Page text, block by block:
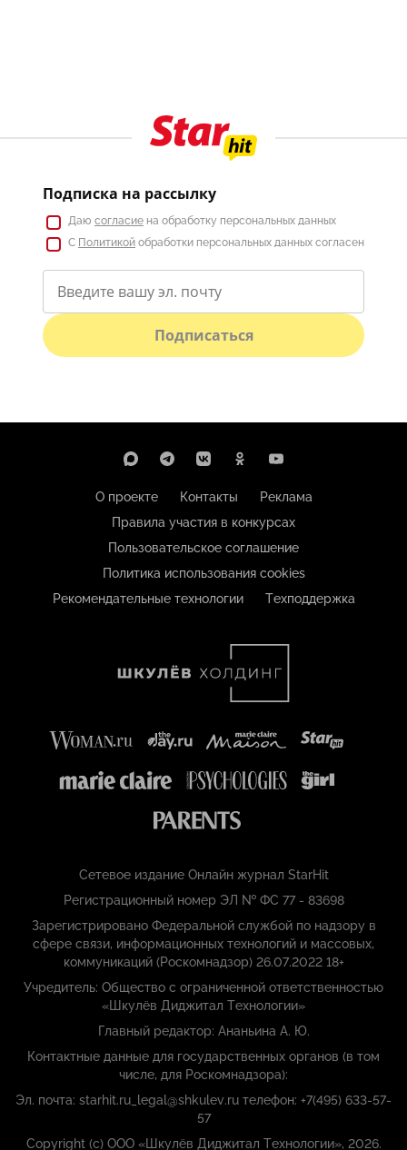
Подписка на рассылку
Даю согласие на обработку персональных данных
С Политикой обработки персональных данных согласен
Подписаться
О проекте Контакты
Реклама
Правила участия в конкурсах
Пользовательское соглашение
Политика использования cookies
Рекомендательные технологии
Техподдержка
Сетевое издание Онлайн журнал StarHit
Регистрационный номер ЭЛ № ФС 77 - 83698
Зарегистрировано Федеральной службой по надзору в
сфере связи, информационных технологий и массовых,
коммуникаций (Роскомнадзор) 26.07.2022 18+
Учредитель: Общество с ограниченной ответственностью
«Шкулёв Диджитал Технологии»
Главный редактор: Ананьина А. Ю.
Контактные данные для государственных органов (в том
числе, для Роскомнадзора):
Эл. почта: starhit.ru_legal@shkulev.ru телефон: +7(495) 633-57-
57
Copyright (с) ООО «Шкулёв Диджитал Технологии», 2026.